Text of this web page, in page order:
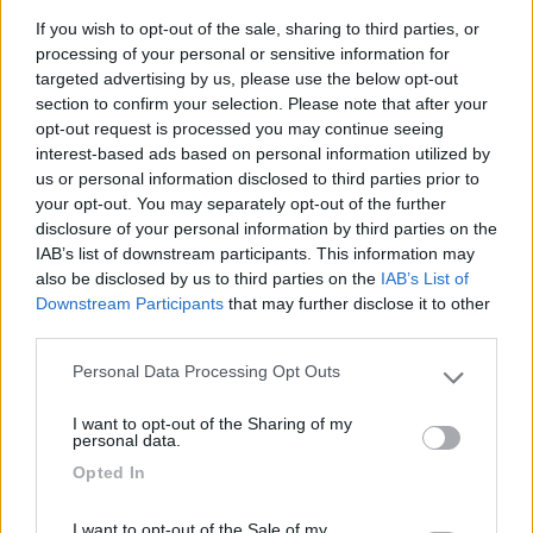
If you wish to opt-out of the sale, sharing to third parties, or
processing of your personal or sensitive information for
targeted advertising by us, please use the below opt-out
section to confirm your selection. Please note that after your
opt-out request is processed you may continue seeing
interest-based ads based on personal information utilized by
us or personal information disclosed to third parties prior to
your opt-out. You may separately opt-out of the further
disclosure of your personal information by third parties on the
IAB’s list of downstream participants. This information may
also be disclosed by us to third parties on the IAB’s List of
Downstream Participants that may further disclose it to other
Please note that this website/app uses one or more Google
not limited to your visit or usage behaviour. You may click to
use your data for below specified purposes in below Google
Personal Data Processing Opt Outs
I want to opt-out of the Sharing of my
personal data.
Opted In
Mi sono deciso di buttare via qualche soldo e prendere il
famoso kit, ne avete qualcuno da consigliarmi? Su internet ho
trovato Fix&Go ...ma il modello più potente per auto e camper
supera i 100 euro!!!!
Grazie Fabio
Ciao Fabio!!!
L''impossibile è e rimane l''alibi di ogni nostra resa e debolezza.
IZ4DJI
58914
Inserito il06/04/2017 alle:23:49:04
In risposta al messaggio dipista74del06/04/2017alle16:39:34
Ciao a Tutti, purtroppo sono ormai due anni che mi sposto senza ruota di
cosciente!!!! Mi sono deciso di buttare via qualche soldo e prendere il